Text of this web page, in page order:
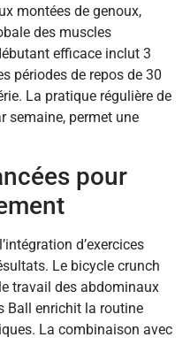
montées de genoux,
des muscles
efficace inclut 3
périodes de repos de 30
La pratique régulière de
semaine, permet une
pour
d’exercices
Le bicycle crunch
travail des abdominaux
Ball enrichit la routine
La combinaison avec